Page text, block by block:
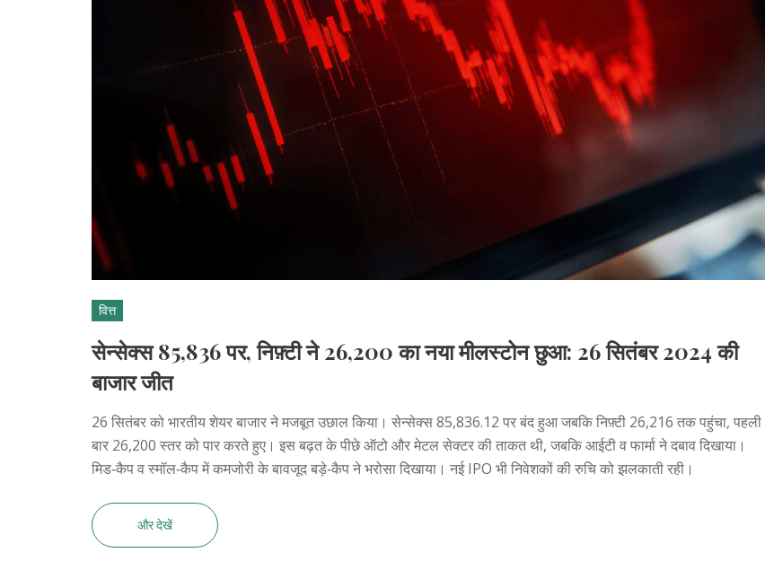
वित्त
सेन्सेक्स 85,836 पर, निफ़्टी ने 26,200 का नया मीलस्टोन छुआ: 26 सितंबर 2024 की
बाजार जीत
26 सितंबर को भारतीय शेयर बाजार ने मजबूत उछाल किया। सेन्सेक्स 85,836.12 पर बंद हुआ जबकि निफ़्टी 26,216 तक पहुंचा, पहली
बार 26,200 स्तर को पार करते हुए। इस बढ़त के पीछे ऑटो और मेटल सेक्टर की ताकत थी, जबकि आईटी व फार्मा ने दबाव दिखाया।
मिड‑कैप व स्मॉल‑कैप में कमजोरी के बावजूद बड़े‑कैप ने भरोसा दिखाया। नई IPO भी निवेशकों की रुचि को झलकाती रही।
और देखें